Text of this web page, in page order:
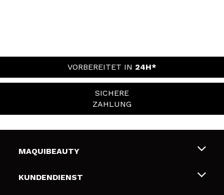
VORBEREITET IN 24H*
SICHERE
ZAHLUNG
MAQUIBEAUTY
Über uns
KUNDENDIENST